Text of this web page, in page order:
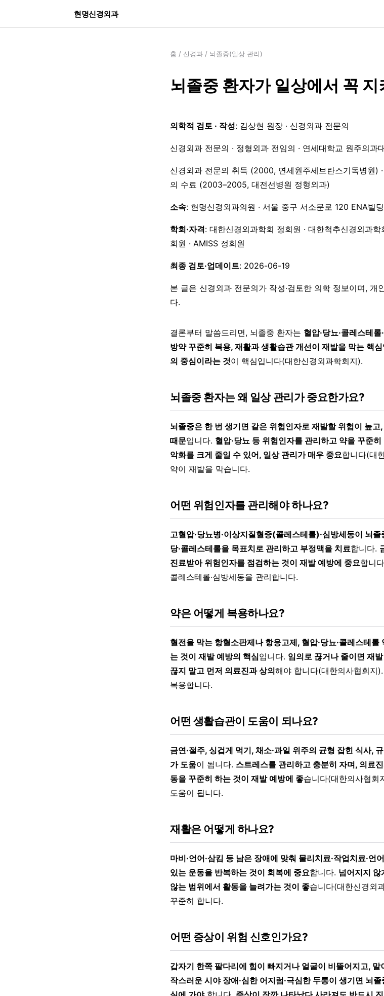
현명신경외과
홈 / 신경과 / 뇌졸중(일상 관리)
뇌졸중 환자가 일상에서 꼭 지
의학적 검토 · 작성: 김상현 원장 · 신경외과 전문의
신경외과 전문의 · 정형외과 전임의 · 연세대학교 원주의과
신경외과 전문의 취득 (2000, 연세원주세브란스기독병원)
의 수료 (2003–2005, 대전선병원 정형외과)
소속: 현명신경외과의원 · 서울 중구 서소문로 120 ENA빌
학회·자격: 대한신경외과학회 정회원 · 대한척추신경외과
회원 · AMISS 정회원
최종 검토·업데이트: 2026-06-19
본 글은 신경외과 전문의가 작성·검토한 의학 정보이며, 개
다.
결론부터 말씀드리면, 뇌졸중 환자는 혈압·당뇨·콜레스테
방약 꾸준히 복용, 재활과 생활습관 개선이 재발을 막는 핵
의 중심이라는 것이 핵심입니다(대한신경외과학회지).
뇌졸중 환자는 왜 일상 관리가 중요한가요?
뇌졸중은 한 번 생기면 같은 위험인자로 재발할 위험이 높
때문입니다. 혈압·당뇨 등 위험인자를 관리하고 약을 꾸준
악화를 크게 줄일 수 있어, 일상 관리가 매우 중요합니다(대
약이 재발을 막습니다.
어떤 위험인자를 관리해야 하나요?
고혈압·당뇨병·이상지질혈증(콜레스테롤)·심방세동이 뇌
당·콜레스테롤을 목표치로 관리하고 부정맥을 치료합니다.
진료받아 위험인자를 점검하는 것이 재발 예방에 중요합니
콜레스테롤·심방세동을 관리합니다.
약은 어떻게 복용하나요?
혈전을 막는 항혈소판제나 항응고제, 혈압·당뇨·콜레스테
는 것이 재발 예방의 핵심입니다. 임의로 끊거나 줄이면 재
끊지 말고 먼저 의료진과 상의해야 합니다(대한의사협회지
복용합니다.
어떤 생활습관이 도움이 되나요?
금연·절주, 싱겁게 먹기, 채소·과일 위주의 균형 잡힌 식사,
가 도움이 됩니다. 스트레스를 관리하고 충분히 자며, 의료
동을 꾸준히 하는 것이 재발 예방에 좋습니다(대한의사협회
도움이 됩니다.
재활은 어떻게 하나요?
마비·언어·삼킴 등 남은 장애에 맞춰 물리치료·작업치료·
있는 운동을 반복하는 것이 회복에 중요합니다. 넘어지지 않
않는 범위에서 활동을 늘려가는 것이 좋습니다(대한신경외
꾸준히 합니다.
어떤 증상이 위험 신호인가요?
갑자기 한쪽 팔다리에 힘이 빠지거나 얼굴이 비뚤어지고,
작스러운 시야 장애·심한 어지럼·극심한 두통이 생기면 뇌